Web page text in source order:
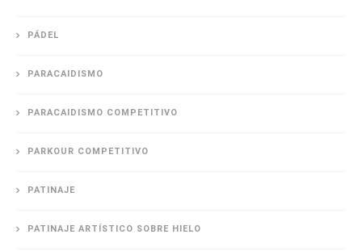
PÁDEL
PARACAIDISMO
PARACAIDISMO COMPETITIVO
PARKOUR COMPETITIVO
PATINAJE
PATINAJE ARTÍSTICO SOBRE HIELO